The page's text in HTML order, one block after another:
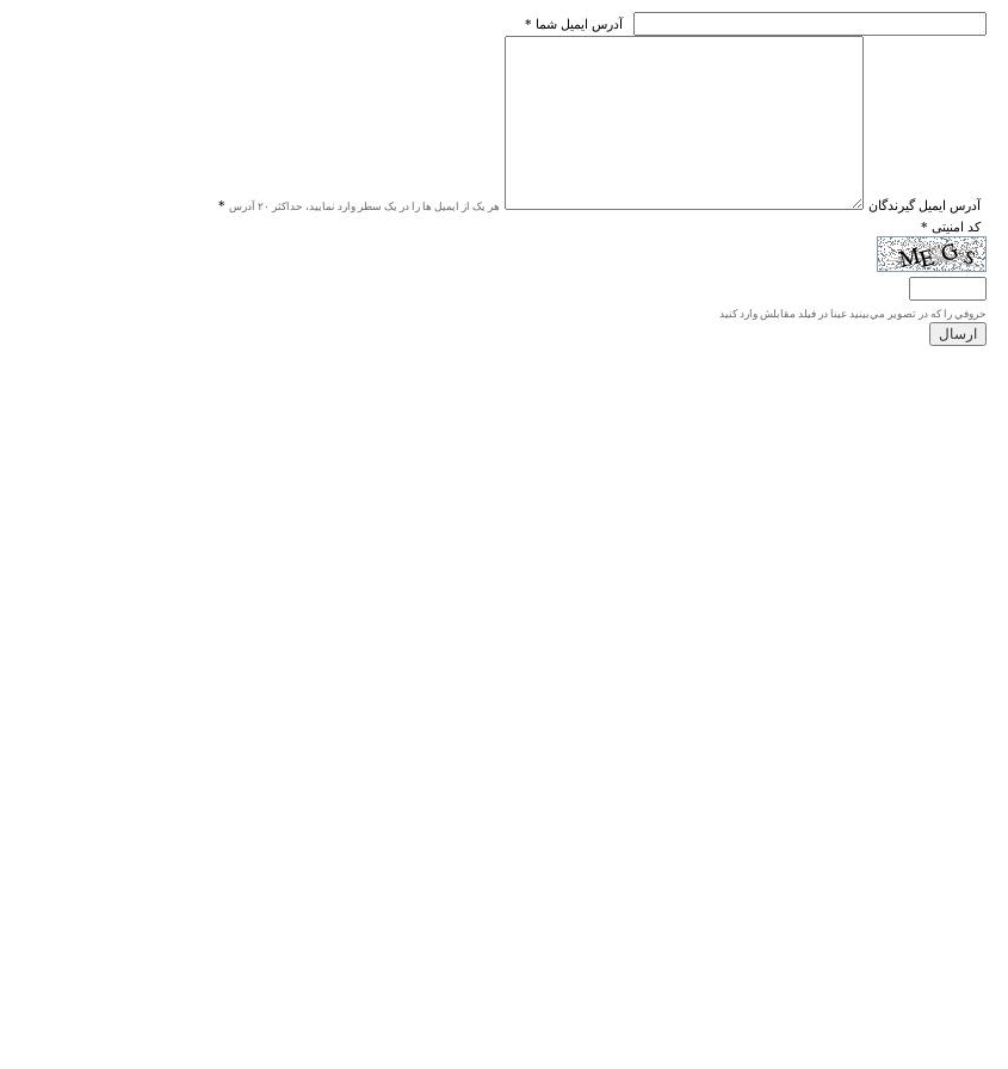
* آدرس ايميل شما
* آدرس ايميل گيرندگان هر یک از ایمیل ها را در یک سطر وارد نمایید، حداکثر ۲۰ آدرس
* کد امنیتی
حروفي را كه در تصوير مي‌بينيد عينا در فيلد مقابلش وارد كنيد